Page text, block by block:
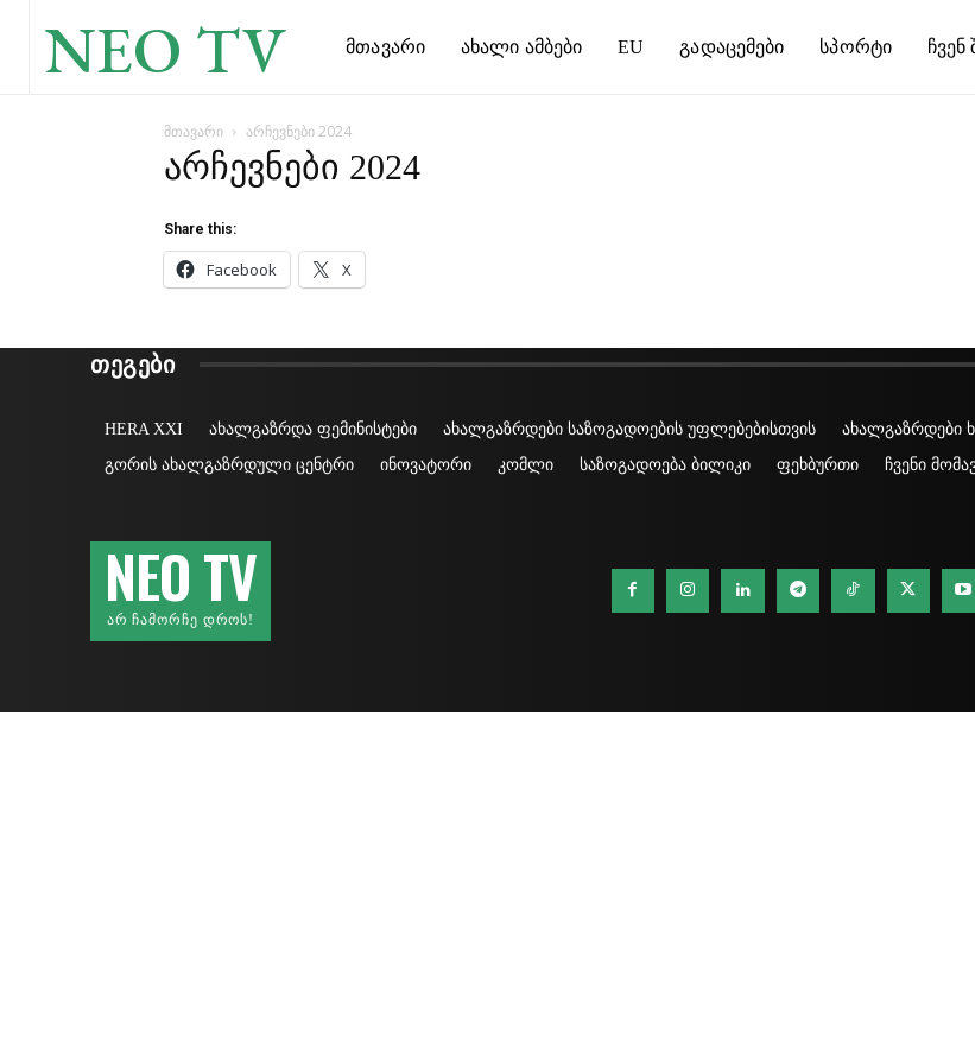
NEO TV Მთავარი Ახალი Ამბები EU Გადაცემები Სპორტი Ჩვენ
მთავარი არჩევნები 2024
არჩევნები 2024
Share this:
Facebook X
ᲗᲔᲒᲔᲑᲘ
HERA XXI ახალგაზრდა ფემინისტები ახალგაზრდები საზოგადოების უფლებებისთვის ახალგაზრდები
გორის ახალგაზრდული ცენტრი
ინოვატორი კომლი საზოგადოება ბილიკი ფეხბურთი ჩვენი
NEO TV
ᲐᲠ ᲩᲐᲛᲝᲠᲩᲔ ᲓᲠᲝᲡ!